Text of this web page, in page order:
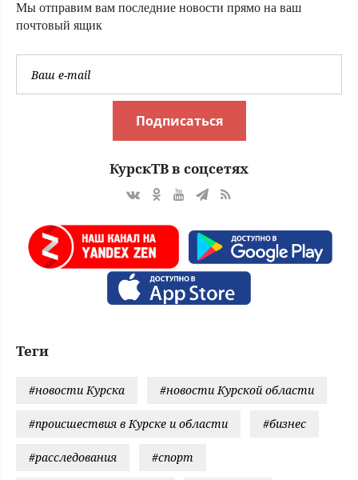
Мы отправим вам последние новости прямо на ваш
почтовый ящик
Подписаться
КурскТВ в соцсетях
Теги
#новости Курска #новости Курской области
#происшествия в Курске и области #бизнес
#расследования #спорт